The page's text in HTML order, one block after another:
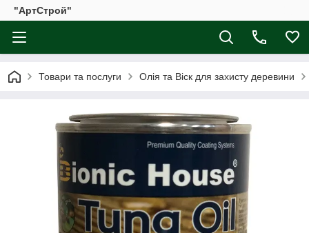
"АртСтрой"
Товари та послуги Олія та Віск для захисту деревини